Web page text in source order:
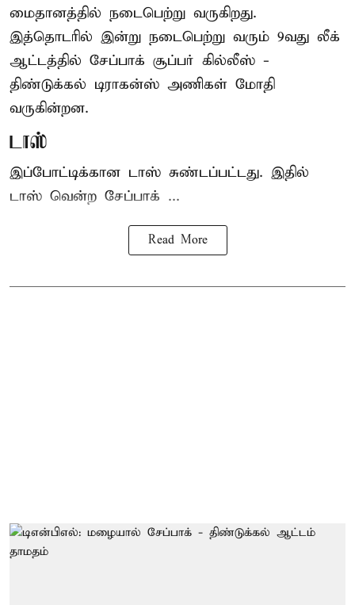
மைதானத்தில் நடைபெற்று வருகிறது.
இத்தொடரில் இன்று நடைபெற்று வரும் 9வது லீக்
ஆட்டத்தில் சேப்பாக் சூப்பர் கில்லீஸ் -
திண்டுக்கல் டிராகன்ஸ் அணிகள் மோதி
வருகின்றன.
டாஸ்
இப்போட்டிக்கான டாஸ் சுண்டப்பட்டது. இதில்
டாஸ் வென்ற சேப்பாக் ...
Read More